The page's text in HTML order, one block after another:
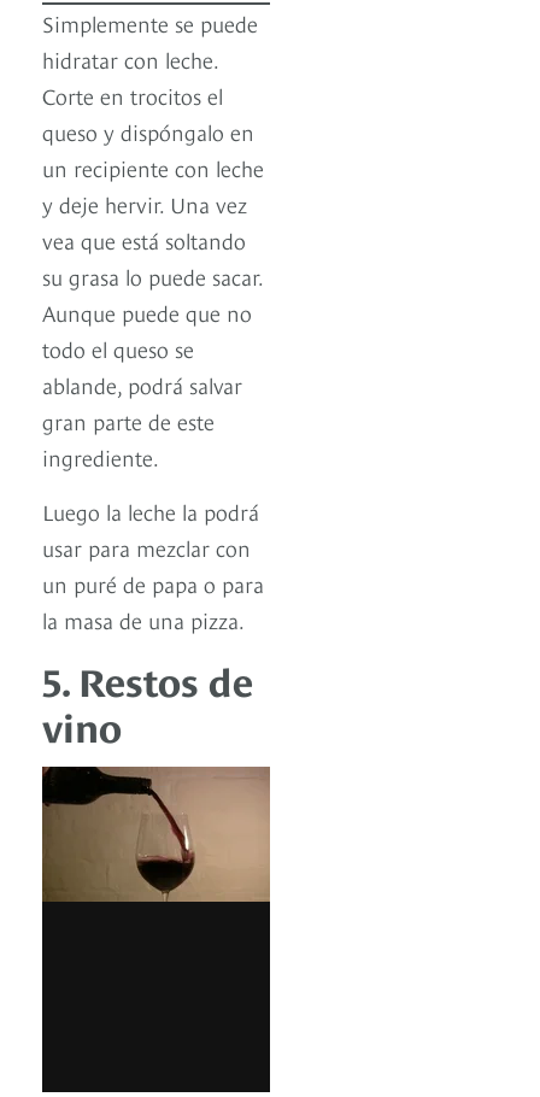
Simplemente se puede
hidratar con leche.
Corte en trocitos el
queso y dispóngalo en
un recipiente con leche
y deje hervir. Una vez
vea que está soltando
su grasa lo puede sacar.
Aunque puede que no
todo el queso se
ablande, podrá salvar
gran parte de este
ingrediente.
Luego la leche la podrá
usar para mezclar con
un puré de papa o para
la masa de una pizza.
5. Restos de
vino